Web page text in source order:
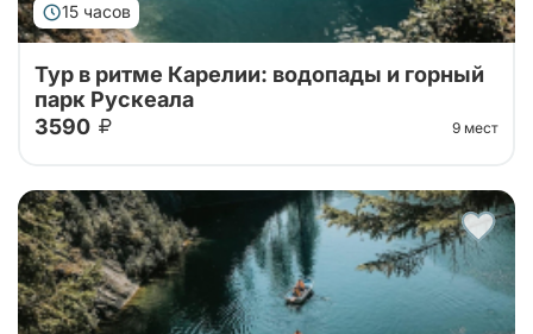
15 часов
Автобусный тур в горный парк Рускеала из Санкт-
Петербурга, переезд на большом
комфортабельном автобусе прямиком до парка!
Тур в ритме Карелии: водопады и горный
парк Рускеала
3590
9 мест